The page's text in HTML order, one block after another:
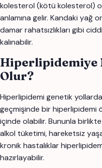
kolesterol (kötü kolesterol)
anlamına gelir. Kandaki yağ
damar rahatsızlıkları gibi
kalınabilir.
Hiperlipidemiye
Olur?
Hiperlipidemi genetik
geçmişinde bir hiperlipidemi
içinde olabilir. Bununla
alkol tüketimi, hareketsiz
kronik hastalıklar
hazırlayabilir.